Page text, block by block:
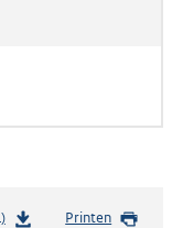
b
Printen